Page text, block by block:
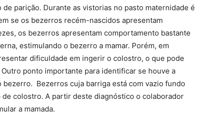
parição. Durante as vistorias no pasto maternidade é
se os bezerros recém-nascidos apresentam
os bezerros apresentam comportamento bastante
estimulando o bezerro a mamar. Porém, em
dificuldade em ingerir o colostro, o que pode
ponto importante para identificar se houve a
Bezerros cuja barriga está com vazio fundo
colostro. A partir deste diagnóstico o colaborador
a mamada.